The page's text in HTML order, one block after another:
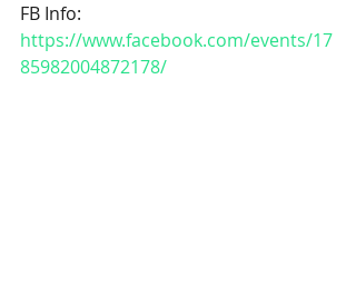
FB Info:
https://www.facebook.com/events/17
85982004872178/